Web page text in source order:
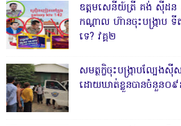
ឧត្តមសេនីយ៍ត្រី គង់ ស៊ីដន
កណ្តាល ហ៊ានចុះបង្ក្រាប
ទេ? វគ្គ២
សមត្ថកិ្ចចុះបង្ក្រាបល្បែង
ដោយឃាត់ខ្លួនបានចំនួន០៩